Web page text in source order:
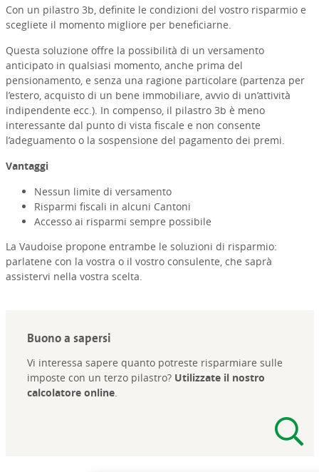
Con un pilastro 3b, definite le condizioni del vostro risparmio e
scegliete il momento migliore per beneficiarne.
Questa soluzione offre la possibilità di un versamento
anticipato in qualsiasi momento, anche prima del
pensionamento, e senza una ragione particolare (partenza per
l’estero, acquisto di un bene immobiliare, avvio di un’attività
indipendente ecc.). In compenso, il pilastro 3b è meno
interessante dal punto di vista fiscale e non consente
l’adeguamento o la sospensione del pagamento dei premi.
Vantaggi
Nessun limite di versamento
Risparmi fiscali in alcuni Cantoni
Accesso ai risparmi sempre possibile
La Vaudoise propone entrambe le soluzioni di risparmio:
parlatene con la vostra o il vostro consulente, che saprà
assistervi nella vostra scelta.
Buono a sapersi
Vi interessa sapere quanto potreste risparmiare sulle
imposte con un terzo pilastro? Utilizzate il nostro
calcolatore online.